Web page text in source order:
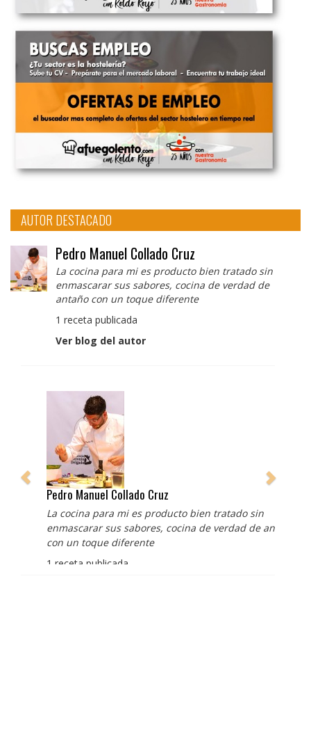
AUTOR DESTACADO
Pedro Manuel Collado Cruz
La cocina para mi es producto bien tratado sin
enmascarar sus sabores, cocina de verdad de
antaño con un toque diferente
1 receta publicada
Ver blog del autor
Pedro Manuel Collado Cruz
La cocina para mi es producto bien tratado sin
enmascarar sus sabores, cocina de verdad de antaño
con un toque diferente
1 receta publicada